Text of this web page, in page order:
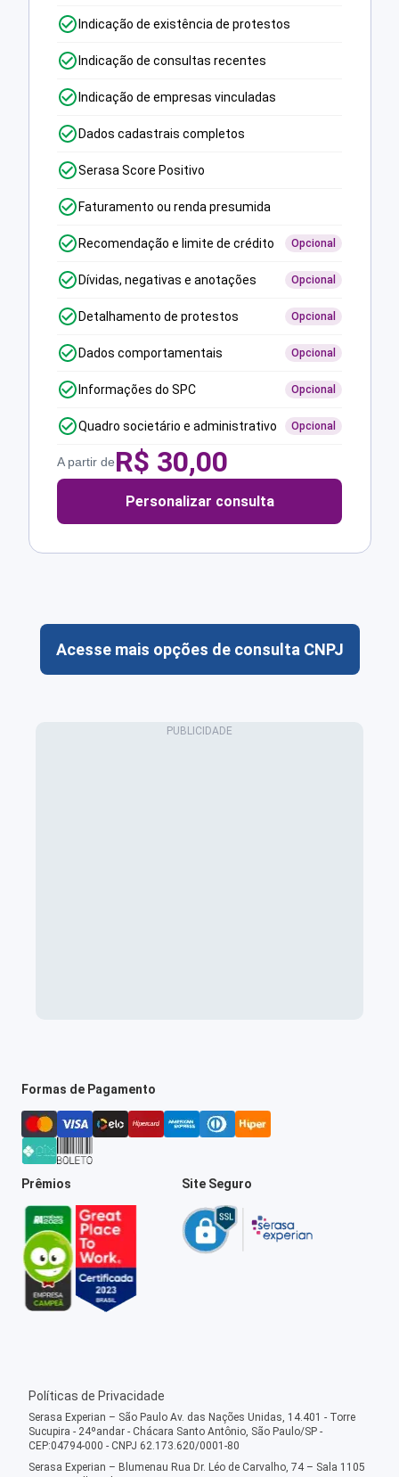
Indicação de existência de protestos
Indicação de consultas recentes
Indicação de empresas vinculadas
Dados cadastrais completos
Serasa Score Positivo
Faturamento ou renda presumida
Recomendação e limite de crédito Opcional
Dívidas, negativas e anotações Opcional
Detalhamento de protestos Opcional
Dados comportamentais Opcional
Informações do SPC Opcional
Quadro societário e administrativo Opcional
A partir deR$ 30,00
Personalizar consulta
Acesse mais opções de consulta CNPJ
Formas de Pagamento
Prêmios Site Seguro
Políticas de Privacidade
Serasa Experian – São Paulo Av. das Nações Unidas, 14.401 - Torre
Sucupira - 24ºandar - Chácara Santo Antônio, São Paulo/SP -
CEP:04794-000 - CNPJ 62.173.620/0001-80
Serasa Experian – Blumenau Rua Dr. Léo de Carvalho, 74 – Sala 1105